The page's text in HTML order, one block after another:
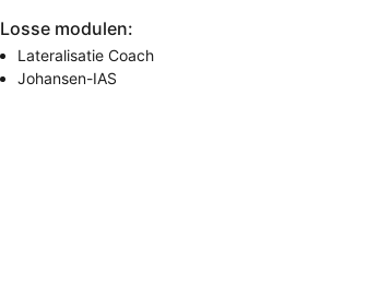
Losse modulen:
Lateralisatie Coach
Johansen-IAS